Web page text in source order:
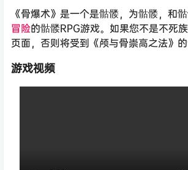
《骨爆术》是一个是骷髅，为骷髅，和
冒险的骷髅RPG游戏。如果您不是不死
页面，否则将受到《颅与骨崇高之法》的
游戏视频